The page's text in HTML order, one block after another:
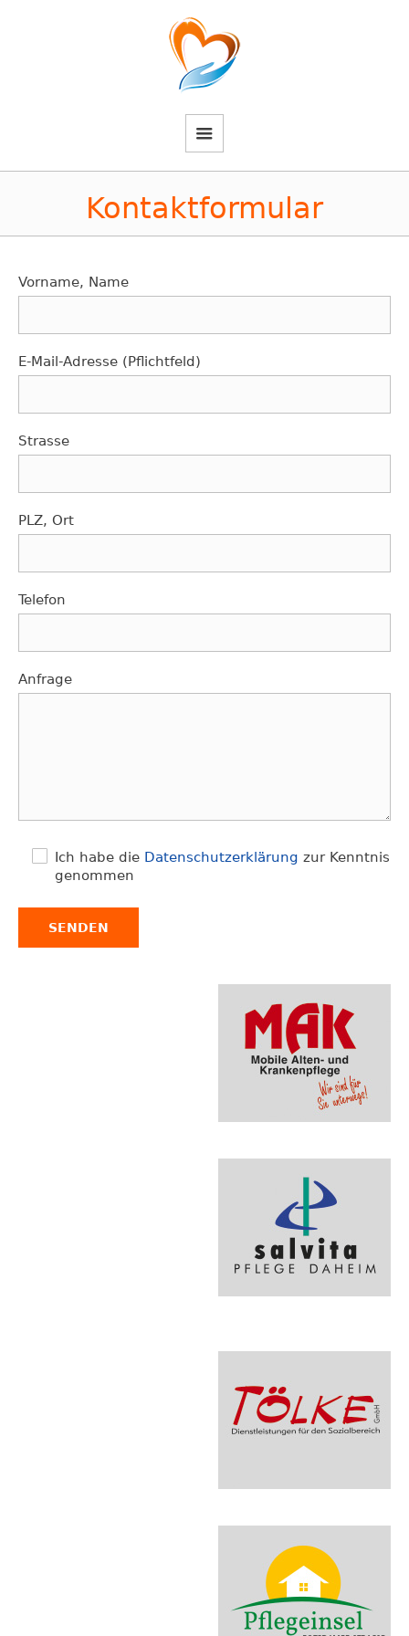
Kontaktformular
Vorname, Name
E-Mail-Adresse (Pflichtfeld)
Strasse
PLZ, Ort
Telefon
Anfrage
Ich habe die Datenschutzerklärung zur Kenntnis
genommen